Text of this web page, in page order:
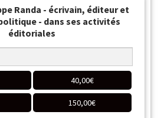
Randa - écrivain, éditeur et
- dans ses activités
éditoriales
40,00€
150,00€